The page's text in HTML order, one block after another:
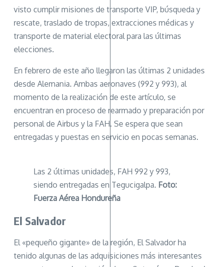
visto cumplir misiones de transporte VIP, búsqueda y
rescate, traslado de tropas, extracciones médicas y
transporte de material electoral para las últimas
elecciones.
En febrero de este año llegaron las últimas 2 unidades
desde Alemania. Ambas aeronaves (992 y 993), al
momento de la realización de este artículo, se
encuentran en proceso de rearmado y preparación por
personal de Airbus y la FAH. Se espera que sean
entregadas y puestas en servicio en pocas semanas.
Las 2 últimas unidades, FAH 992 y 993,
siendo entregadas en Tegucigalpa. Foto:
Fuerza Aérea Hondureña
El Salvador
El «pequeño gigante» de la región, El Salvador ha
tenido algunas de las adquisiciones más interesantes